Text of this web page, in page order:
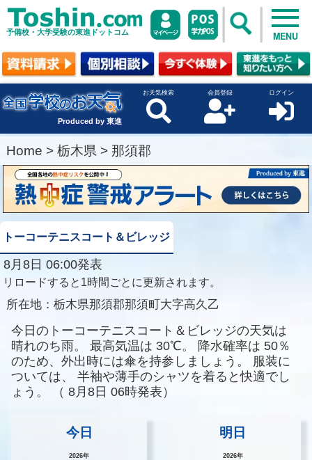
予備校・大学受験の東進ドットコム MENU
Produced by 東進
お天気検索 会員登録 ログイン
Home > 栃木県 > 那須郡
トーコーテニスコート＆ビレッジ
8月8日 06:00発表
リロードすると1時間ごとに更新されます。
所在地： 栃木県那須郡那須町大字高久乙
今日のトーコーテニスコート＆ビレッジの天気は
晴れのち雨。
最高気温は 30℃。 降水確率は 50％
のため、外出時には傘を持参しましょう。
服装に
ついては、
半袖や薄手のシャツを着ると快適でし
ょう。
（ 8月8日 06時発表）
今日
2026年
明日
2026年